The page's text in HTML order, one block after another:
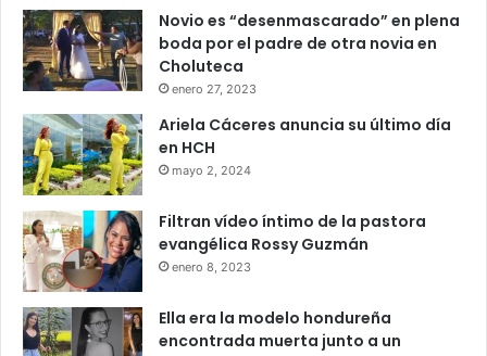
Novio es “desenmascarado” en plena
boda por el padre de otra novia en
Choluteca
enero 27, 2023
Ariela Cáceres anuncia su último día
en HCH
mayo 2, 2024
Filtran vídeo íntimo de la pastora
evangélica Rossy Guzmán
enero 8, 2023
Ella era la modelo hondureña
encontrada muerta junto a un